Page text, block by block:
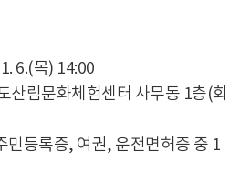
6.(목) 14:00
산림문화체험센터 사무동 1층(회
민등록증, 여권, 운전면허증 중 1